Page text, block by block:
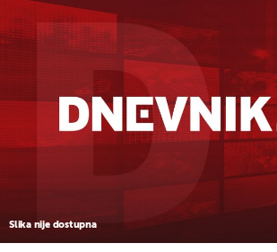
Slika nije dostupna